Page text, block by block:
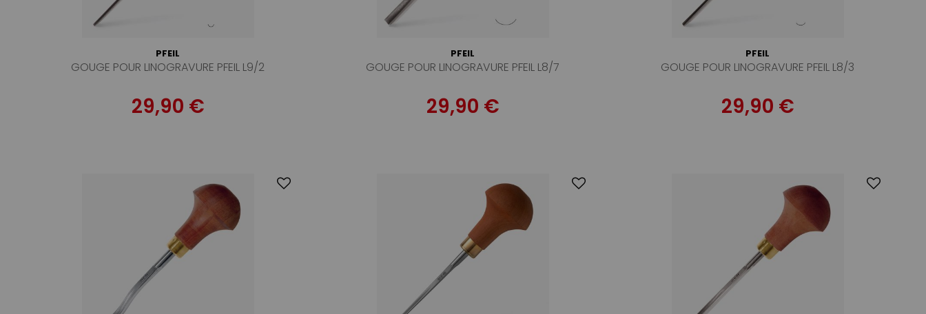
PFEIL
GOUGE POUR LINOGRAVURE PFEIL L9/2
29,90 €
PFEIL
GOUGE POUR LINOGRAVURE PFEIL L8/7
29,90 €
PFEIL
GOUGE POUR LINOGRAVURE PFEIL L8/3
29,90 €